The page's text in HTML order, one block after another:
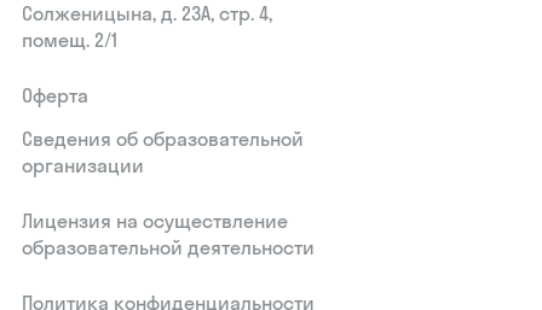
Солженицына, д. 23А, стр. 4,
помещ. 2/1
Оферта
Сведения об образовательной
организации
Лицензия на осуществление
образовательной деятельности
Политика конфиденциальности